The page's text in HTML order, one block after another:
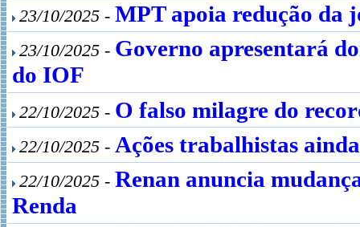
23/10/2025 - MPT apoia redução da
23/10/2025 - Governo apresentará
do IOF
22/10/2025 - O falso milagre do
22/10/2025 - Ações trabalhistas
22/10/2025 - Renan anuncia
Renda